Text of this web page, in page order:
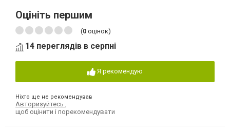
Оцініть першим
(0 оцінок)
14 переглядів в серпні
Я рекомендую
Ніхто ще не рекомендував
Авторизуйтесь ,
щоб оцінити і порекомендувати